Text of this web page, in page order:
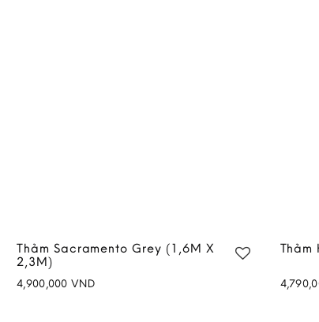
Thảm Sacramento Grey (1,6M X
2,3M)
4,900,000 VND